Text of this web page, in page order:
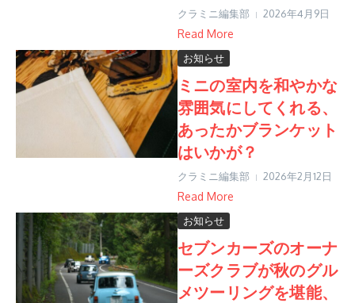
クラミニ編集部 2026年4月9日
Read More
お知らせ
ミニの室内を和やかな
雰囲気にしてくれる、
あったかブランケット
はいかが？
クラミニ編集部 2026年2月12日
Read More
お知らせ
セブンカーズのオーナ
ーズクラブが秋のグル
メツーリングを堪能、